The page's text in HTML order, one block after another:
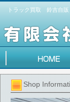
トラック買取 鈴吉自販
Shop